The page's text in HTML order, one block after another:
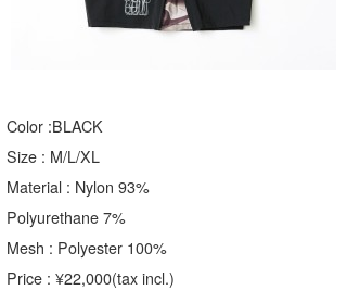
Color :BLACK
Size : M/L/XL
Material : Nylon 93%
Polyurethane 7%
Mesh : Polyester 100%
Price : ¥22,000(tax incl.)